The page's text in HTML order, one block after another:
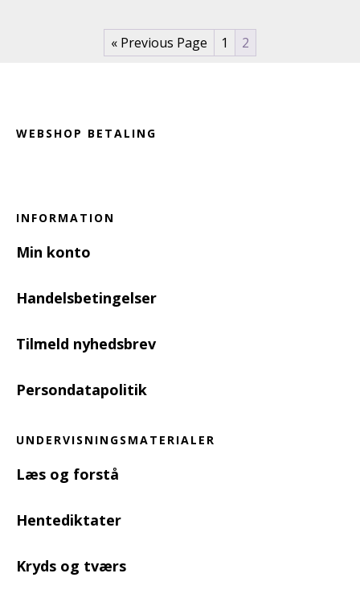
« Previous Page 1 2
WEBSHOP BETALING
INFORMATION
Min konto
Handelsbetingelser
Tilmeld nyhedsbrev
Persondatapolitik
UNDERVISNINGSMATERIALER
Læs og forstå
Hentediktater
Kryds og tværs